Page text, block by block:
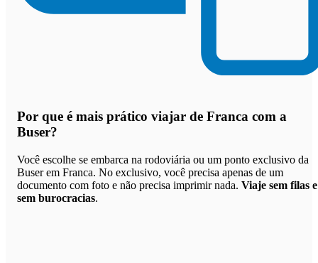
Por que é mais prático viajar de Franca com a
Buser?
Você escolhe se embarca na rodoviária ou um ponto exclusivo da
Buser em Franca. No exclusivo, você precisa apenas de um
documento com foto e não precisa imprimir nada. Viaje sem filas e
sem burocracias.